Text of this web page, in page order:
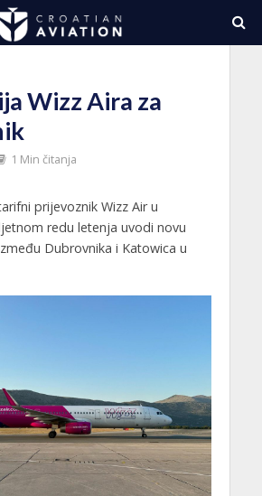
Wizz Aira za
1 Min čitanja
prijevoznik Wizz Air u
redu letenja uvodi novu
Dubrovnika i Katowica u